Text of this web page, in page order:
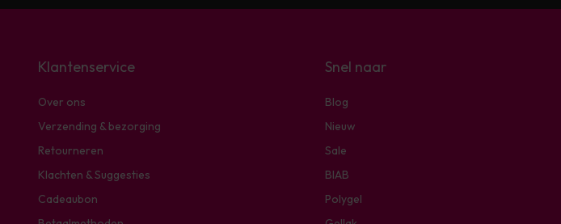
Klantenservice
Over ons
Verzending & bezorging
Retourneren
Klachten & Suggesties
Cadeaubon
Snel naar
Blog
Nieuw
Sale
BIAB
Polygel